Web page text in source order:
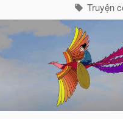
Truyện